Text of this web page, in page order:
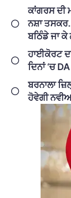
ਕਾਂਗਰਸ ਦੀ
ਨਸ਼ਾ
ਬਠਿੰਡੇ ਜਾ ਕੇ
ਹਾਈਕੋਰਟ
ਦਿਨਾਂ ‘ਚ
ਬਰਨਾਲਾ
ਹੋਵੇਗੀ